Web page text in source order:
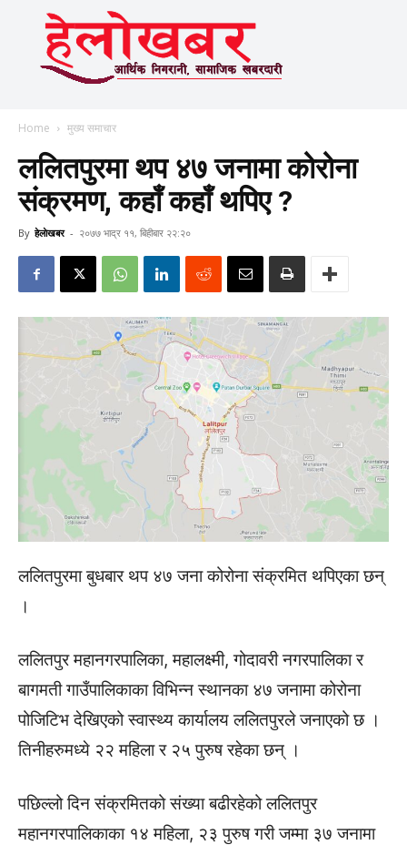
Home मुख्य समाचार
ललितपुरमा थप ४७ जनामा कोरोना
संक्रमण, कहाँ कहाँ थपिए ?
By हेलाेखबर - २०७७ भाद्र ११, बिहीबार २२:२०
ललितपुरमा बुधबार थप ४७ जना कोरोना संक्रमित थपिएका छन्
।
ललितपुर महानगरपालिका, महालक्ष्मी, गोदावरी नगरपालिका र
बागमती गाउँपालिकाका विभिन्न स्थानका ४७ जनामा कोरोना
पोजिटिभ देखिएको स्वास्थ्य कार्यालय ललितपुरले जनाएको छ ।
तिनीहरुमध्ये २२ महिला र २५ पुरुष रहेका छन् ।
पछिल्लो दिन संक्रमितको संख्या बढीरहेको ललितपुर
महानगरपालिकाका १४ महिला, २३ पुरुष गरी जम्मा ३७ जनामा